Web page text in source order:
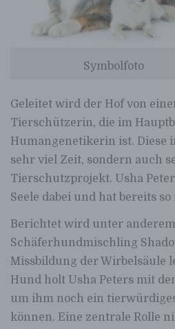
Symbolfoto
Geleitet wird der Hof von
Tierschützerin, die im
Humangenetikerin ist. Diese
sehr viel Zeit, sondern auch
Tierschutzprojekt. Usha
Seele dabei und hat bereits
Berichtet wird unter
Schäferhundmischling
Missbildung der Wirbelsäule
Hund holt Usha Peters mit
um ihm noch ein
können. Eine zentrale Rolle